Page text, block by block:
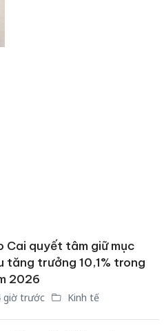
Cai quyết tâm giữ mục
tăng trưởng 10,1% trong
2026
giờ trước Kinh tế